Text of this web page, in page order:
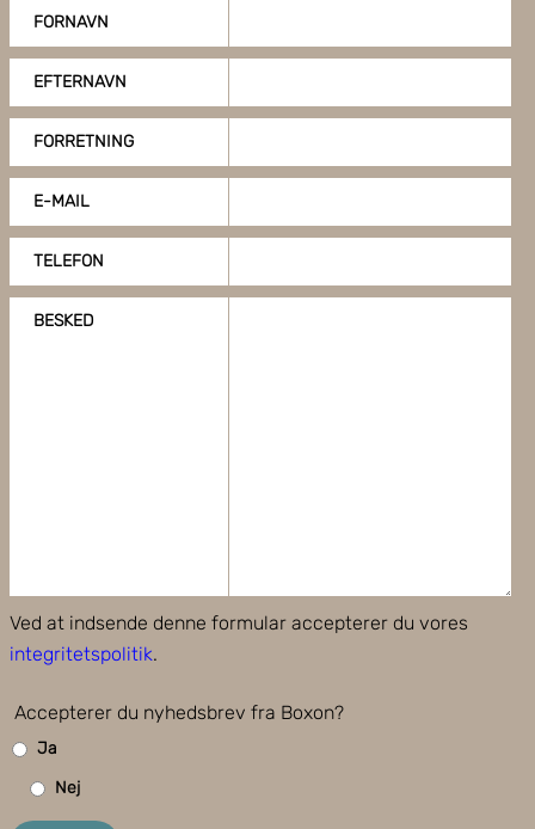
FORNAVN
EFTERNAVN
FORRETNING
E-MAIL
TELEFON
BESKED
Ved at indsende denne formular accepterer du vores
integritetspolitik.
Accepterer du nyhedsbrev fra Boxon?
Ja
Nej